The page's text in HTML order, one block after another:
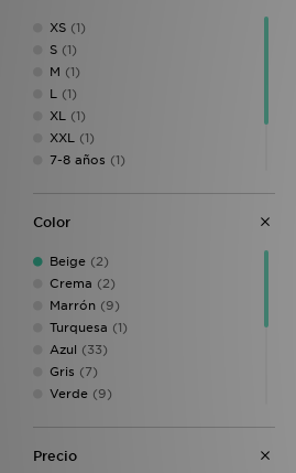
XS (1)
S (1)
M (1)
L (1)
XL (1)
XXL (1)
7-8 años (1)
13-15 años
Color
Beige (2)
Crema (2)
Marrón (9)
Turquesa (1)
Azul (33)
Gris (7)
Verde (9)
Rosa
Precio